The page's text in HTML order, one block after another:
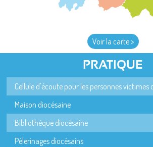
Voir la carte >
PRATIQUE
Cellule d'écoute pour les personnes victimes
Maison diocésaine
Bibliothèque diocésaine
Pèlerinages diocésains